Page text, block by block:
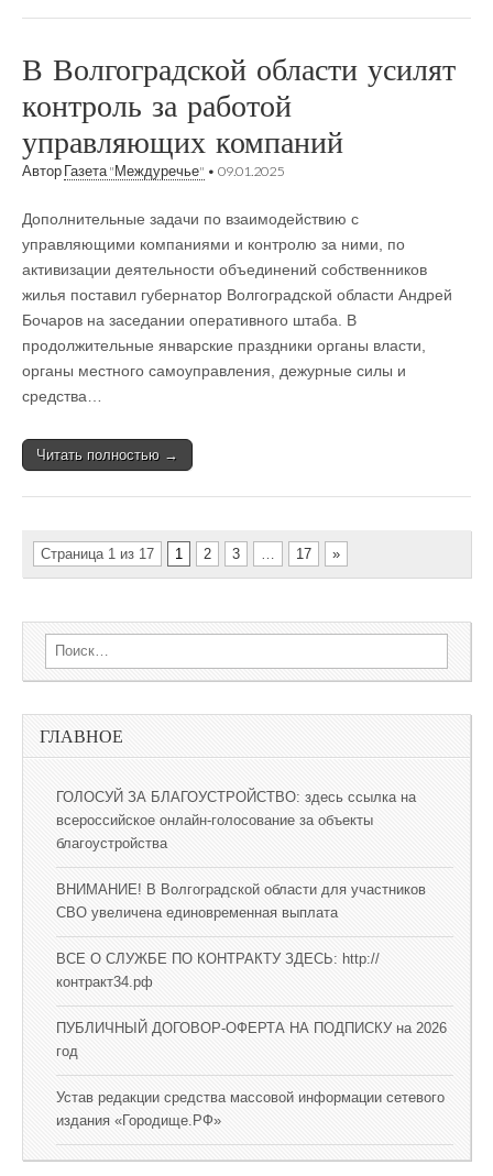
В Волгоградской области усилят
контроль за работой
управляющих компаний
Автор Газета "Междуречье" • 09.01.2025
Дополнительные задачи по взаимодействию с
управляющими компаниями и контролю за ними, по
активизации деятельности объединений собственников
жилья поставил губернатор Волгоградской области Андрей
Бочаров на заседании оперативного штаба. В
продолжительные январские праздники органы власти,
органы местного самоуправления, дежурные силы и
средства…
Читать полностью →
Страница 1 из 17 1 2 3 … 17 »
Search for:
ГЛАВНОЕ
ГОЛОСУЙ ЗА БЛАГОУСТРОЙСТВО: здесь ссылка на
всероссийское онлайн-голосование за объекты
благоустройства
ВНИМАНИЕ! В Волгоградской области для участников
СВО увеличена единовременная выплата
ВСЕ О СЛУЖБЕ ПО КОНТРАКТУ ЗДЕСЬ: http://
контракт34.рф
ПУБЛИЧНЫЙ ДОГОВОР-ОФЕРТА НА ПОДПИСКУ на 2026
год
Устав редакции средства массовой информации сетевого
издания «Городище.РФ»